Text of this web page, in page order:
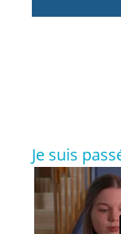
Je suis